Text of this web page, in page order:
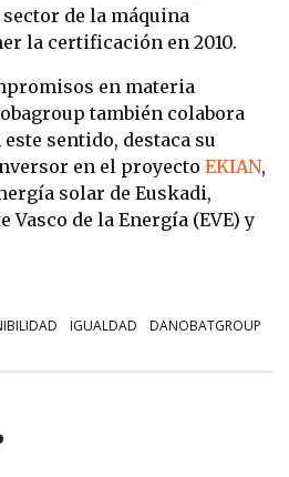
de la máquina
la certificación en 2010.
en materia
también colabora
sentido, destaca su
en el proyecto EKIAN,
solar de Euskadi,
de la Energía (EVE) y
IGUALDAD DANOBATGROUP